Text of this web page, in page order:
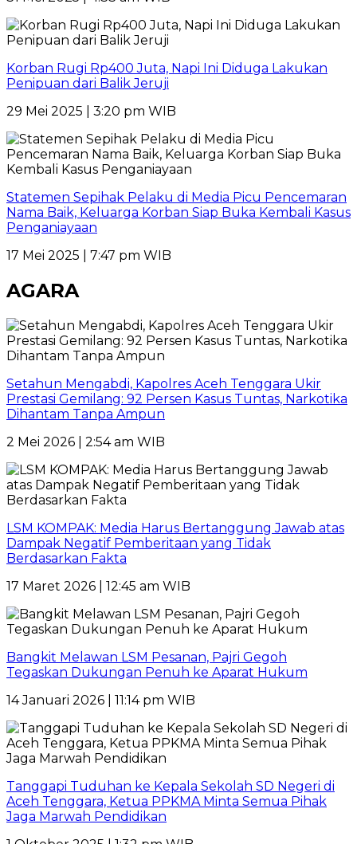
Korban Rugi Rp400 Juta, Napi Ini Diduga Lakukan
Penipuan dari Balik Jeruji
29 Mei 2025 | 3:20 pm WIB
Statemen Sepihak Pelaku di Media Picu Pencemaran
Nama Baik, Keluarga Korban Siap Buka Kembali Kasus
Penganiayaan
17 Mei 2025 | 7:47 pm WIB
AGARA
Setahun Mengabdi, Kapolres Aceh Tenggara Ukir
Prestasi Gemilang: 92 Persen Kasus Tuntas, Narkotika
Dihantam Tanpa Ampun
2 Mei 2026 | 2:54 am WIB
LSM KOMPAK: Media Harus Bertanggung Jawab atas
Dampak Negatif Pemberitaan yang Tidak
Berdasarkan Fakta
17 Maret 2026 | 12:45 am WIB
Bangkit Melawan LSM Pesanan, Pajri Gegoh
Tegaskan Dukungan Penuh ke Aparat Hukum
14 Januari 2026 | 11:14 pm WIB
Tanggapi Tuduhan ke Kepala Sekolah SD Negeri di
Aceh Tenggara, Ketua PPKMA Minta Semua Pihak
Jaga Marwah Pendidikan